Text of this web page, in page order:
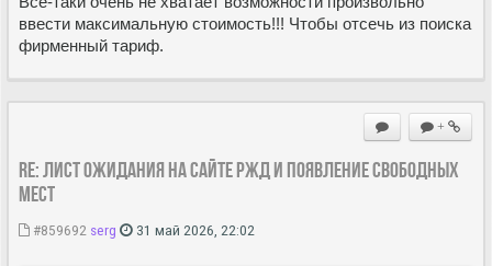
ввести максимальную стоимость!!! Чтобы отсечь из поиска
фирменный тариф.
+
Re: Лист ожидания на сайте РЖД и появление свободных
мест
#859692 serg 31 май 2026, 22:02